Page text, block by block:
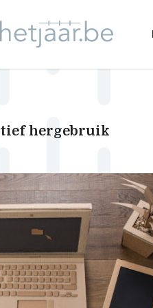
hergebruik